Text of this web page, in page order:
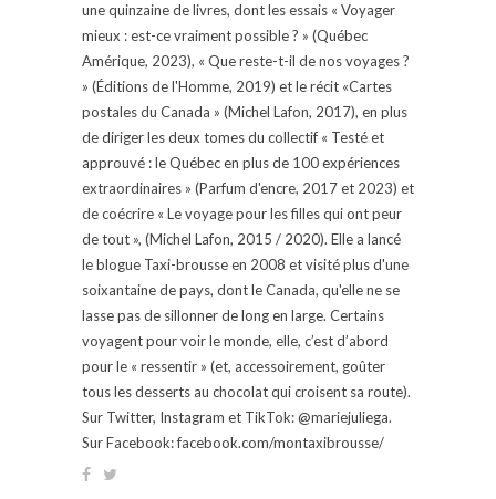
une quinzaine de livres, dont les essais « Voyager
mieux : est-ce vraiment possible ? » (Québec
Amérique, 2023), « Que reste-t-il de nos voyages ?
» (Éditions de l'Homme, 2019) et le récit «Cartes
postales du Canada » (Michel Lafon, 2017), en plus
de diriger les deux tomes du collectif « Testé et
approuvé : le Québec en plus de 100 expériences
extraordinaires » (Parfum d'encre, 2017 et 2023) et
de coécrire « Le voyage pour les filles qui ont peur
de tout », (Michel Lafon, 2015 / 2020). Elle a lancé
le blogue Taxi-brousse en 2008 et visité plus d'une
soixantaine de pays, dont le Canada, qu'elle ne se
lasse pas de sillonner de long en large. Certains
voyagent pour voir le monde, elle, c’est d’abord
pour le « ressentir » (et, accessoirement, goûter
tous les desserts au chocolat qui croisent sa route).
Sur Twitter, Instagram et TikTok: @mariejuliega.
Sur Facebook: facebook.com/montaxibrousse/